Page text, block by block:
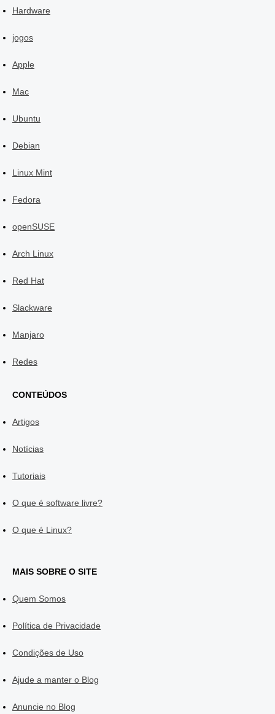
Hardware
jogos
Apple
Mac
Ubuntu
Debian
Linux Mint
Fedora
openSUSE
Arch Linux
Red Hat
Slackware
Manjaro
Redes
CONTEÚDOS
Artigos
Notícias
Tutoriais
O que é software livre?
O que é Linux?
MAIS SOBRE O SITE
Quem Somos
Política de Privacidade
Condições de Uso
Ajude a manter o Blog
Anuncie no Blog